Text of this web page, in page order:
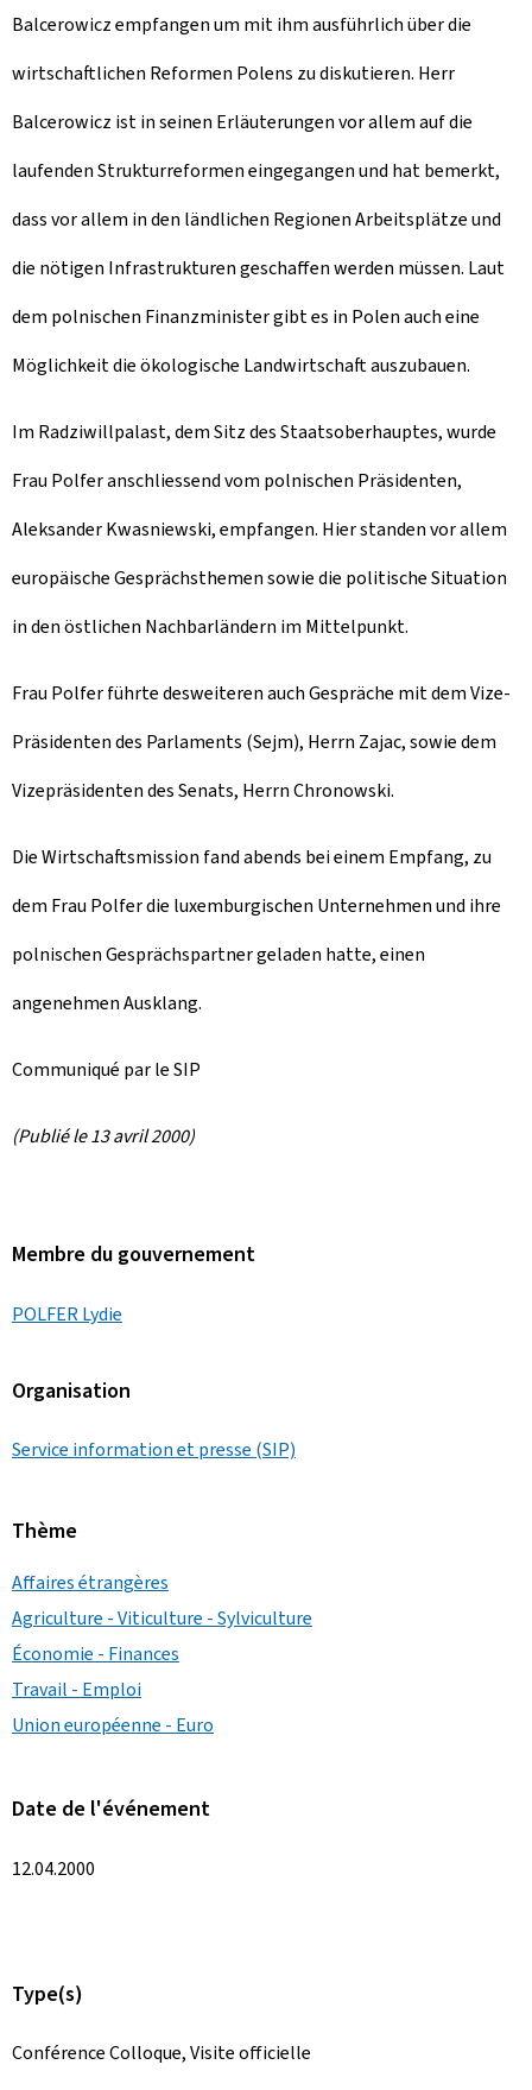
Balcerowicz empfangen um mit ihm ausführlich über die
wirtschaftlichen Reformen Polens zu diskutieren. Herr
Balcerowicz ist in seinen Erläuterungen vor allem auf die
laufenden Strukturreformen eingegangen und hat bemerkt,
dass vor allem in den ländlichen Regionen Arbeitsplätze und
die nötigen Infrastrukturen geschaffen werden müssen. Laut
dem polnischen Finanzminister gibt es in Polen auch eine
Möglichkeit die ökologische Landwirtschaft auszubauen.
Im Radziwillpalast, dem Sitz des Staatsoberhauptes, wurde
Frau Polfer anschliessend vom polnischen Präsidenten,
Aleksander Kwasniewski, empfangen. Hier standen vor allem
europäische Gesprächsthemen sowie die politische Situation
in den östlichen Nachbarländern im Mittelpunkt.
Frau Polfer führte desweiteren auch Gespräche mit dem Vize-
Präsidenten des Parlaments (Sejm), Herrn Zajac, sowie dem
Vizepräsidenten des Senats, Herrn Chronowski.
Die Wirtschaftsmission fand abends bei einem Empfang, zu
dem Frau Polfer die luxemburgischen Unternehmen und ihre
polnischen Gesprächspartner geladen hatte, einen
angenehmen Ausklang.
Communiqué par le SIP
(Publié le 13 avril 2000)
Membre du gouvernement
POLFER Lydie
Organisation
Service information et presse (SIP)
Thème
Affaires étrangères
Agriculture - Viticulture - Sylviculture
Économie - Finances
Travail - Emploi
Union européenne - Euro
Date de l'événement
12.04.2000
Type(s)
Conférence Colloque, Visite officielle